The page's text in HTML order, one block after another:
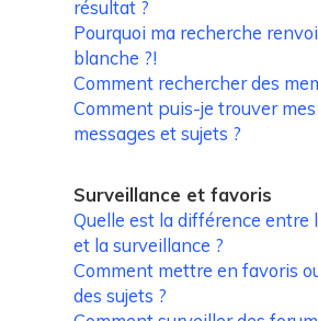
résultat ?
Pourquoi ma recherche
blanche ?!
Comment rechercher des
Comment puis-je trouver
messages et sujets ?
Surveillance et favoris
Quelle est la différence entre
et la surveillance ?
Comment mettre en favoris
des sujets ?